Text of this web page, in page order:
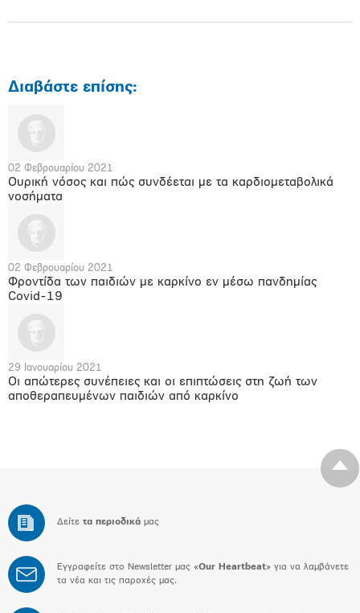
Διαβάστε επίσης:
02 Φεβρουαρίου 2021
Ουρική νόσος και πώς συνδέεται με τα καρδιομεταβολικά
νοσήματα
02 Φεβρουαρίου 2021
Φροντίδα των παιδιών με καρκίνο εν μέσω πανδημίας
Covid-19
29 Ιανουαρίου 2021
Οι απώτερες συνέπειες και οι επιπτώσεις στη ζωή των
αποθεραπευμένων παιδιών από καρκίνο
Δείτε τα περιοδικά μας
Εγγραφείτε στο Newsletter μας «Our Heartbeat» για να λαμβάνετε
τα νέα και τις παροχές μας.